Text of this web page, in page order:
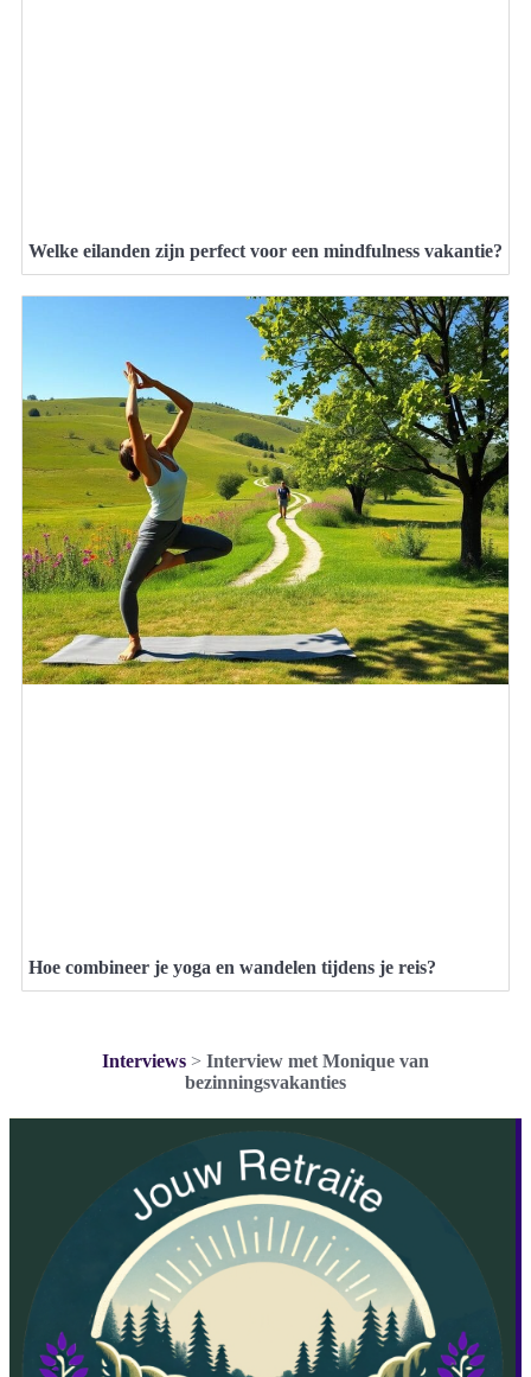
Welke eilanden zijn perfect voor een mindfulness vakantie?
Hoe combineer je yoga en wandelen tijdens je reis?
Interviews > Interview met Monique van
bezinningsvakanties